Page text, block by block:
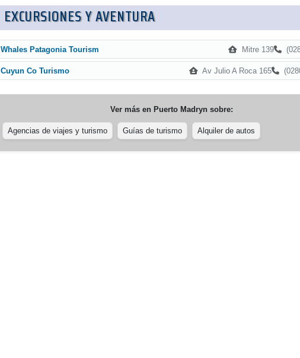
EXCURSIONES Y AVENTURA
Whales Patagonia Tourism Mitre 139
Cuyun Co Turismo Av Julio A Roca 165
Ver más en Puerto Madryn sobre:
Agencias de viajes y turismo Guías de turismo Alquiler de autos